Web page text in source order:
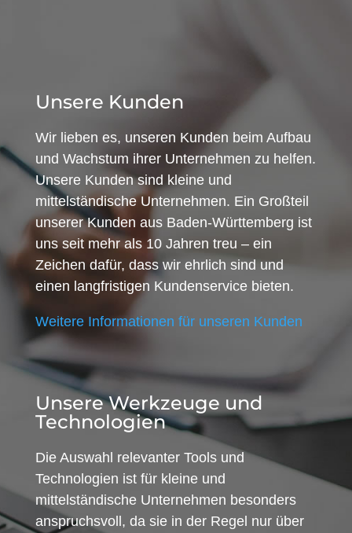
Unsere Kunden
Wir lieben es, unseren Kunden beim Aufbau
und Wachstum ihrer Unternehmen zu helfen.
Unsere Kunden sind kleine und
mittelständische Unternehmen. Ein Großteil
unserer Kunden aus Baden-Württemberg ist
uns seit mehr als 10 Jahren treu – ein
Zeichen dafür, dass wir ehrlich sind und
einen langfristigen Kundenservice bieten.
Weitere Informationen für unseren Kunden
Unsere Werkzeuge und
Technologien
Die Auswahl relevanter Tools und
Technologien ist für kleine und
mittelständische Unternehmen besonders
anspruchsvoll, da sie in der Regel nur über